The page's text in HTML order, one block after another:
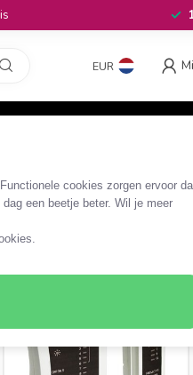
cookies zorgen ervoor
een beetje beter. Wil je meer
EUR